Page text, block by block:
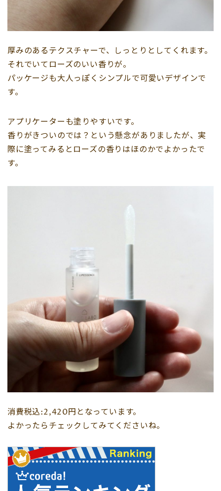
厚みのあるテクスチャーで、しっとりとしてくれます。
それでいてローズのいい香りが。
パッケージも大人っぽくシンプルで可愛いデザインで
す。
アプリケーターも塗りやすいです。
香りがきついのでは？という懸念がありましたが、実
際に塗ってみるとローズの香りはほのかでよかったで
す。
消費税込:2,420円となっています。
よかったらチェックしてみてくださいね。